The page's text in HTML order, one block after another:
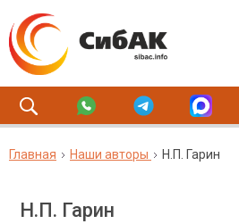
Главная Наши авторы Н.П. Гарин
Н.П. Гарин